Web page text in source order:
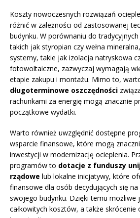
Koszty nowoczesnych rozwiązań
różnić w zależności od zastosowanej
budynku. W porównaniu do
takich jak styropian czy wełna
systemy, takie jak izolacja natryskowa
fotowoltaiczne, zazwyczaj wymagają
etapie zakupu i montażu. Mimo to,
długoterminowe oszczędności
rachunkami za energię mogą znacznie
początkowe wydatki.
Warto również uwzględnić dostępne
wsparcie finansowe, które mogą
inwestycji w modernizację ocieplenia.
programów to dotacje z funduszy
rządowe lub lokalne inicjatywy, które
finansowe dla osób decydujących się
swojego budynku. Dzięki temu możliwe
całkowitych kosztów, a także skrócenie